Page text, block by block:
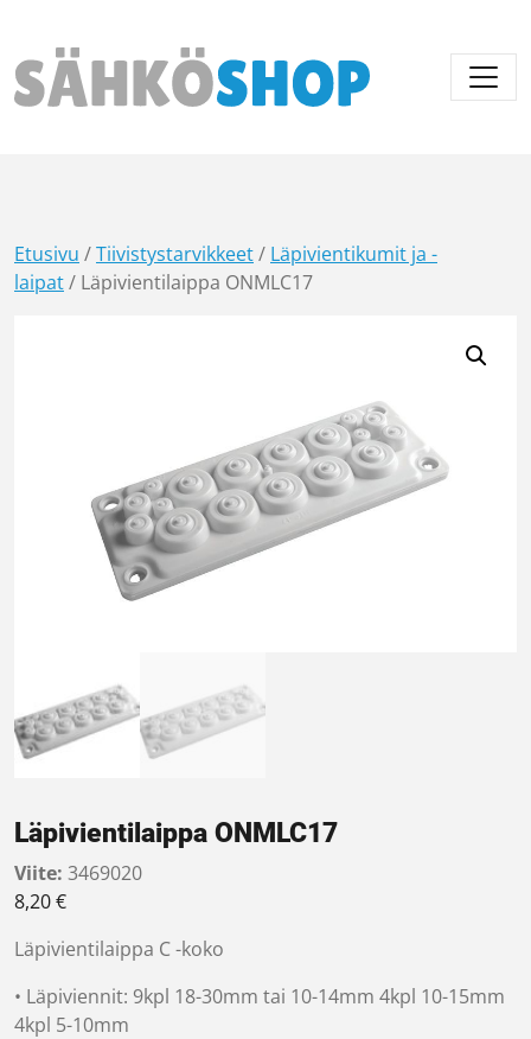
Päävalikko
Etusivu /Tiivistystarvikkeet/ Läpivientikumit ja -
laipat/ Läpivientilaippa ONMLC17
Läpivientilaippa ONMLC17
Viite: 3469020
8,20€
Läpivientilaippa C -koko
• Läpiviennit: 9kpl 18-30mm tai 10-14mm 4kpl 10-15mm
4kpl 5-10mm